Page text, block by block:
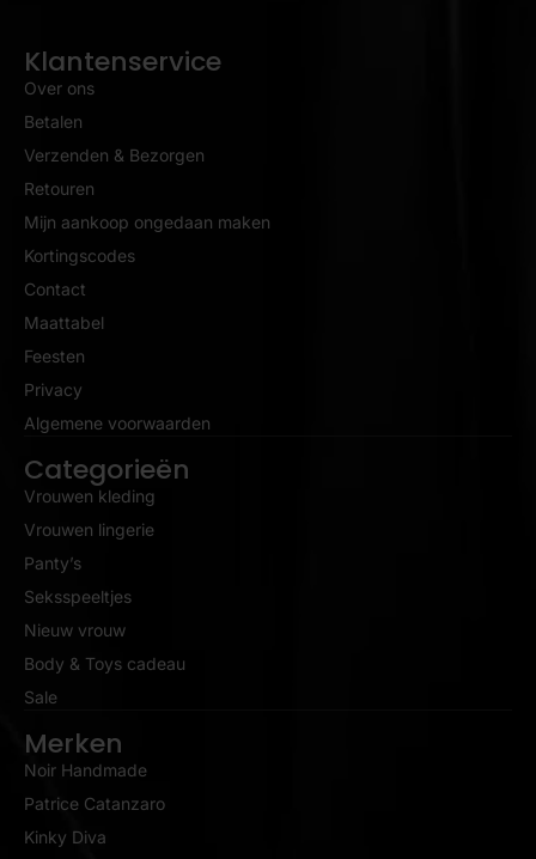
Klantenservice
Over ons
Betalen
Verzenden & Bezorgen
Retouren
Mijn aankoop ongedaan maken
Kortingscodes
Contact
Maattabel
Feesten
Privacy
Algemene voorwaarden
Categorieën
Vrouwen kleding
Vrouwen lingerie
Panty’s
Seksspeeltjes
Nieuw vrouw
Body & Toys cadeau
Sale
Merken
Noir Handmade
Patrice Catanzaro
Kinky Diva